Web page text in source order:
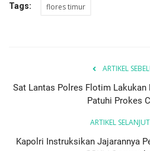
Tags: flores timur
ARTIKEL
Sat Lantas Polres Flotim Lakukan
Patuhi Prokes
ARTIKEL
Kapolri Instruksikan Jajarannya